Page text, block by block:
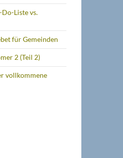
Liste vs.
für Gemeinden
2 (Teil 2)
vollkommene